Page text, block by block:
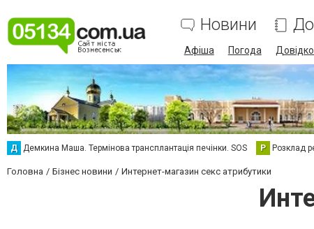
Новини
Афіша Погода
Д Демкина Маша. Термінова трансплантація печінки. SOS Р Розклад
Головна Бізнес новини Интернет-магазин секс атрибутики